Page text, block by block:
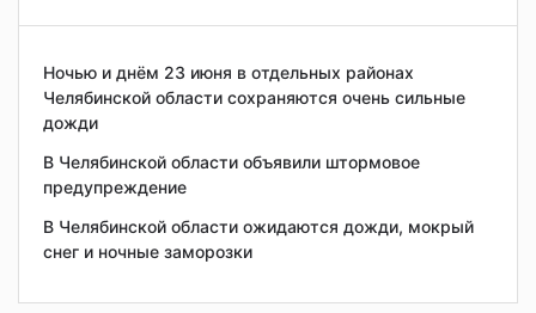
Ночью и днём 23 июня в отдельных районах
Челябинской области сохраняются очень сильные
дожди
В Челябинской области объявили штормовое
предупреждение
В Челябинской области ожидаются дожди, мокрый
снег и ночные заморозки